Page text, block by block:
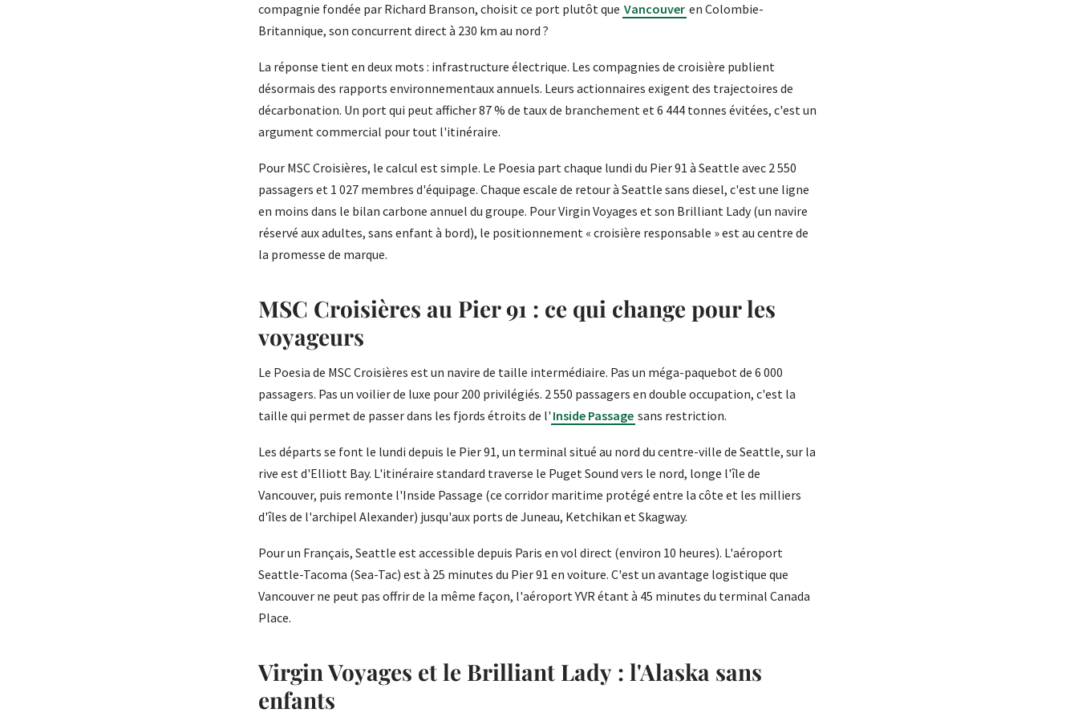
compagnie fondée par Richard Branson, choisit ce port plutôt que Vancouver en Colombie-
Britannique, son concurrent direct à 230 km au nord ?
La réponse tient en deux mots : infrastructure électrique. Les compagnies de croisière publient
désormais des rapports environnementaux annuels. Leurs actionnaires exigent des trajectoires de
décarbonation. Un port qui peut afficher 87 % de taux de branchement et 6 444 tonnes évitées, c'est un
argument commercial pour tout l'itinéraire.
Pour MSC Croisières, le calcul est simple. Le Poesia part chaque lundi du Pier 91 à Seattle avec 2 550
passagers et 1 027 membres d'équipage. Chaque escale de retour à Seattle sans diesel, c'est une ligne
en moins dans le bilan carbone annuel du groupe. Pour Virgin Voyages et son Brilliant Lady (un navire
réservé aux adultes, sans enfant à bord), le positionnement « croisière responsable » est au centre de
la promesse de marque.
MSC Croisières au Pier 91 : ce qui change pour les
voyageurs
Le Poesia de MSC Croisières est un navire de taille intermédiaire. Pas un méga-paquebot de 6 000
passagers. Pas un voilier de luxe pour 200 privilégiés. 2 550 passagers en double occupation, c'est la
taille qui permet de passer dans les fjords étroits de l' Inside Passage sans restriction.
Les départs se font le lundi depuis le Pier 91, un terminal situé au nord du centre-ville de Seattle, sur la
rive est d'Elliott Bay. L'itinéraire standard traverse le Puget Sound vers le nord, longe l'île de
Vancouver, puis remonte l'Inside Passage (ce corridor maritime protégé entre la côte et les milliers
d'îles de l'archipel Alexander) jusqu'aux ports de Juneau, Ketchikan et Skagway.
Pour un Français, Seattle est accessible depuis Paris en vol direct (environ 10 heures). L'aéroport
Seattle-Tacoma (Sea-Tac) est à 25 minutes du Pier 91 en voiture. C'est un avantage logistique que
Vancouver ne peut pas offrir de la même façon, l'aéroport YVR étant à 45 minutes du terminal Canada
Place.
Virgin Voyages et le Brilliant Lady : l'Alaska sans
enfants